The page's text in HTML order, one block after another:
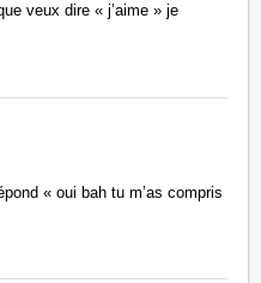
veux dire « j’aime » je
« oui bah tu m’as compris